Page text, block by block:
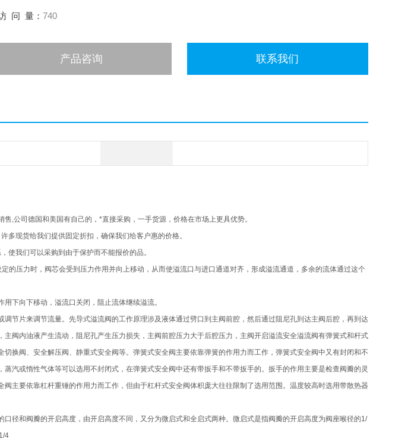
问 量： 740
产品咨询 联系我们
,公司德国和美国有自己的，*直接采购，一手货源，价格在市场上更具优势。
多现货给我们提供固定折扣，确保我们给客户惠的价格。
使我们可以采购到由于保护而不能报价的品。
的压力时，阀芯会受到压力作用并向上移动，从而使溢流口与进口通道对齐，形成溢流通道，多余的流体通过这个
下向下移动，溢流口关闭，阻止流体继续溢流。
节片来调节流量。先导式溢流阀的工作原理涉及液体通过劈口到主阀前腔，然后通过阻尼孔到达主阀后腔，再到达
阀内油液产生流动，阻尼孔产生压力损失，主阀前腔压力大于后腔压力，主阀开启溢流安全溢流阀有弹簧式和杆式
换阀、安全解压阀、静重式安全阀等。弹簧式安全阀主要依靠弹簧的作用力而工作，弹簧式安全阀中又有封闭和不
汽或惰性气体等可以选用不封闭式，在弹簧式安全阀中还有带扳手和不带扳手的。扳手的作用主要是检查阀瓣的灵
主要依靠杠杆重锤的作用力而工作，但由于杠杆式安全阀体积庞大往往限制了选用范围。温度较高时选用带散热器
径和阀瓣的开启高度，由开启高度不同，又分为微启式和全启式两种。微启式是指阀瓣的开启高度为阀座喉径的1/
4